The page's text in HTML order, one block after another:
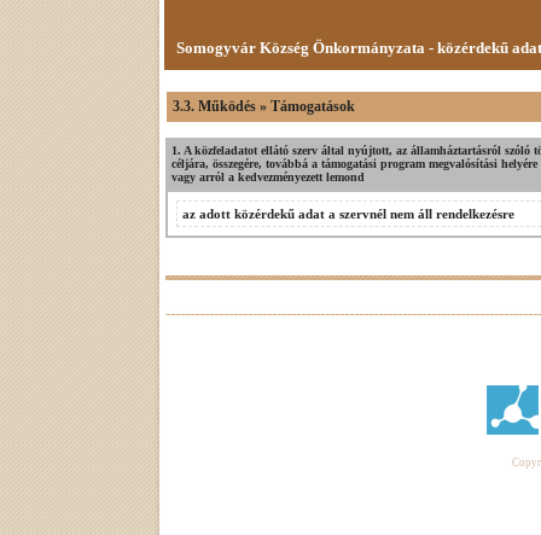
Somogyvár Község Önkormányzata - közérdekű
3.3. Működés » Támogatások
1. A közfeladatot ellátó szerv által nyújtott, az államháztartásról szóló
céljára, összegére, továbbá a támogatási program megvalósítási
vagy arról a kedvezményezett lemond
az adott közérdekű adat a szervnél nem áll rendelkezésre